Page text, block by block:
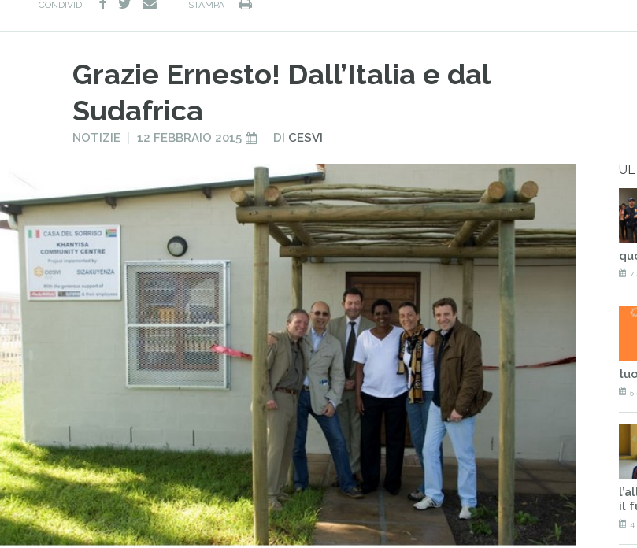
CONDIVIDI
e-
STAMPA
Grazie Ernesto! Dall’Italia e dal
Sudafrica
PUBBLICATO
NOTIZIE
PUBBLICATO
12 FEBBRAIO 2015 DI CESVI
7
5
il
4